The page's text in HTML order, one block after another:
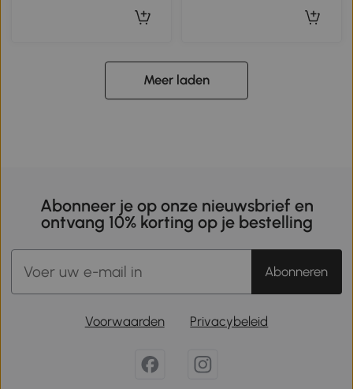
Meer laden
Abonneer je op onze nieuwsbrief en
ontvang 10% korting op je bestelling
Abonneren
Voorwaarden Privacybeleid